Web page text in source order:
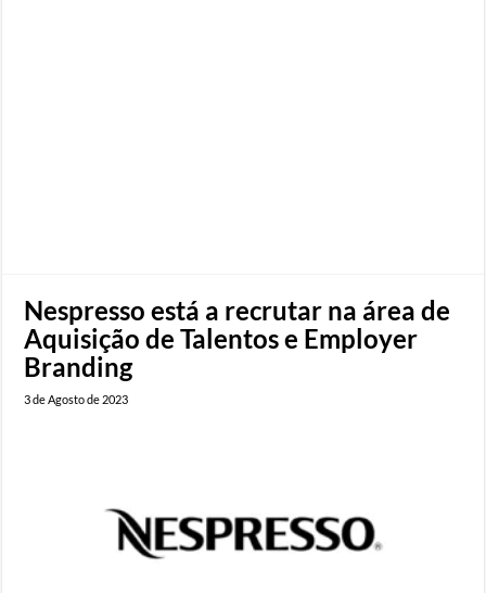
Nespresso está a recrutar na área de
Aquisição de Talentos e Employer
Branding
3 de Agosto de 2023